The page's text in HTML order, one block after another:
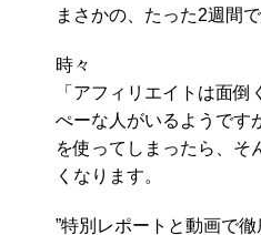
まさかの、たった2週間
時々
「アフィリエイトは面
ぺーな人がいるようです
を使ってしまったら、そ
くなります。
”特別レポートと動画で徹